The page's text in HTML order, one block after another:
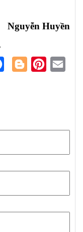
Nguyễn Huyền
FacebookBloggerPinterest